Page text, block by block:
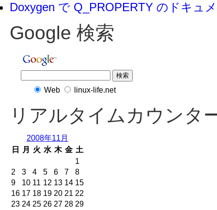
Doxygen で Q_PROPERTY のドキュ
Google 検索
Web linux-life.net
リアルタイムカウンタ
2008年11月
日
月 火 水 木 金 土
1
2
3 4 5 6 7
8
9
10 11 12 13 14 15
16 17 18 19 20 21 22
23 24 25 26 27 28 29